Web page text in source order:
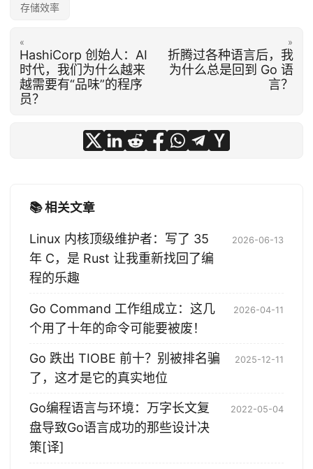
存储效率
«
HashiCorp 创始人：AI
时代，我们为什么越来
越需要有“品味”的程序
员？
»
折腾过各种语言后，我
为什么总是回到 Go 语
言？
📚 相关文章
Linux 内核顶级维护者：写了 35
年 C，是 Rust 让我重新找回了编
程的乐趣
2026-06-13
Go Command 工作组成立：这几
个用了十年的命令可能要被废！
2026-04-11
Go 跌出 TIOBE 前十？别被排名骗
了，这才是它的真实地位
2025-12-11
Go编程语言与环境：万字长文复
盘导致Go语言成功的那些设计决
策[译]
2022-05-04